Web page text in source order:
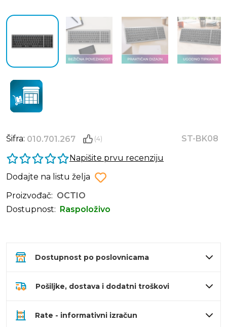
Šifra: 010.701.267 (4)
ST-BK08
Napišite prvu recenziju
Dodajte na listu želja
Proizvođač: OCTIO
Dostupnost:
Raspoloživo
Dostupnost po poslovnicama
Pošiljke, dostava i dodatni troškovi
Rate - informativni izračun